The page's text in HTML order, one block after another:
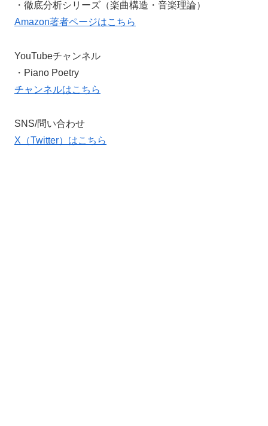
・徹底分析シリーズ（楽曲構造・音楽理論）
Amazon著者ページはこちら
YouTubeチャンネル
・Piano Poetry
チャンネルはこちら
SNS/問い合わせ
X（Twitter）はこちら